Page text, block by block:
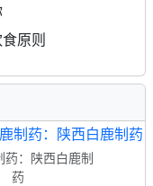
原则
药：陕西白鹿制
药